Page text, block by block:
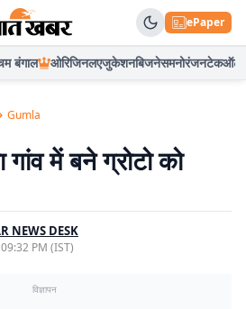
ePaper
बंगाल ओरिजिनलएजुकेशनबिजनेसमनोरंजनटेकऑटो
Gumla
में बने ग्रोटो को
NEWS DESK
PM (IST)
विज्ञापन